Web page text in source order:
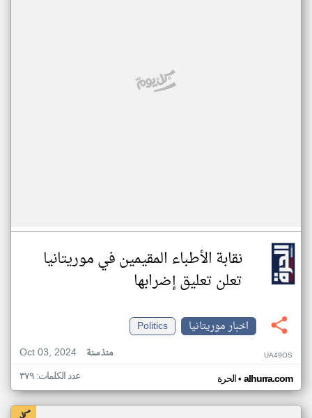
نقابة الأطباء المقيمين في موريتانيا
تعلن تعليق إضرابها
اخبار موريتانيا
Politics
Oct 03, 2024
منذ سنة UA49OS
الحرة• alhurra.com عدد الكلمات: ٣٧٩